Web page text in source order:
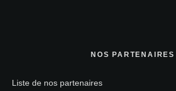
NOS PARTENAIRES
Liste de nos partenaires